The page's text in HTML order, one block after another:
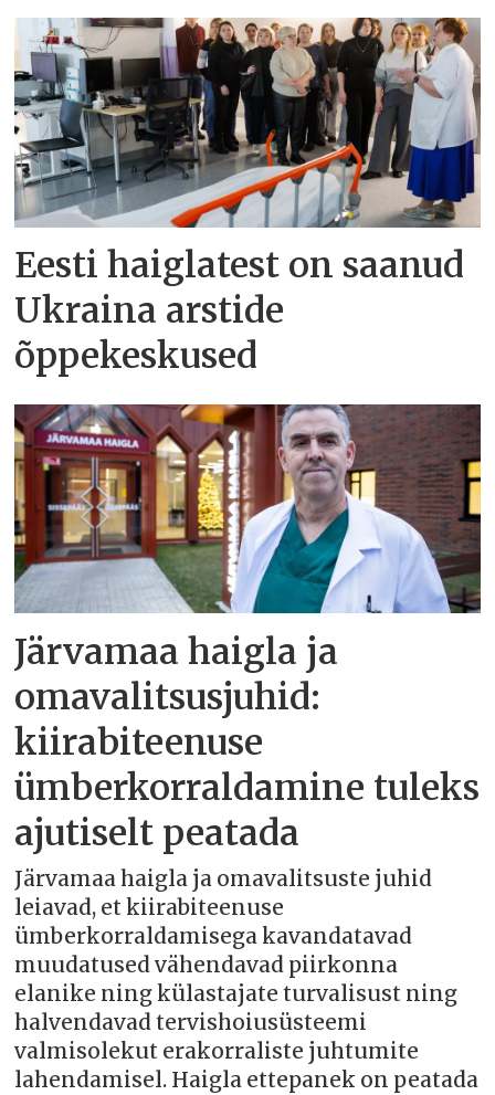
Eesti haiglatest on saanud
Ukraina arstide
õppekeskused
Järvamaa haigla ja
omavalitsusjuhid:
kiirabiteenuse
ümberkorraldamine tuleks
ajutiselt peatada
Järvamaa haigla ja omavalitsuste juhid
leiavad, et kiirabiteenuse
ümberkorraldamisega kavandatavad
muudatused vähendavad piirkonna
elanike ning külastajate turvalisust ning
halvendavad tervishoiusüsteemi
valmisolekut erakorraliste juhtumite
lahendamisel. Haigla ettepanek on peatada